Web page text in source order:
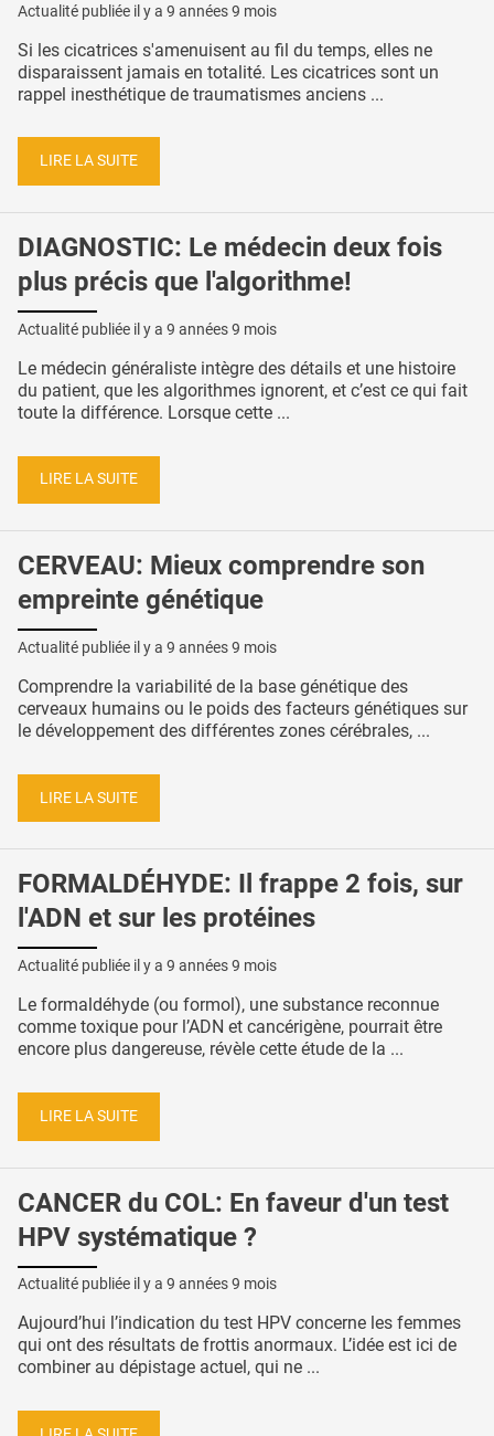
Actualité publiée il y a 9 années 9 mois
Si les cicatrices s'amenuisent au fil du temps, elles ne
disparaissent jamais en totalité. Les cicatrices sont un
rappel inesthétique de traumatismes anciens ...
LIRE LA SUITE
DIAGNOSTIC: Le médecin deux fois
plus précis que l'algorithme!
Actualité publiée il y a 9 années 9 mois
Le médecin généraliste intègre des détails et une histoire
du patient, que les algorithmes ignorent, et c’est ce qui fait
toute la différence. Lorsque cette ...
LIRE LA SUITE
CERVEAU: Mieux comprendre son
empreinte génétique
Actualité publiée il y a 9 années 9 mois
Comprendre la variabilité de la base génétique des
cerveaux humains ou le poids des facteurs génétiques sur
le développement des différentes zones cérébrales, ...
LIRE LA SUITE
FORMALDÉHYDE: Il frappe 2 fois, sur
l'ADN et sur les protéines
Actualité publiée il y a 9 années 9 mois
Le formaldéhyde (ou formol), une substance reconnue
comme toxique pour l’ADN et cancérigène, pourrait être
encore plus dangereuse, révèle cette étude de la ...
LIRE LA SUITE
CANCER du COL: En faveur d'un test
HPV systématique ?
Actualité publiée il y a 9 années 9 mois
Aujourd’hui l’indication du test HPV concerne les femmes
qui ont des résultats de frottis anormaux. L’idée est ici de
combiner au dépistage actuel, qui ne ...